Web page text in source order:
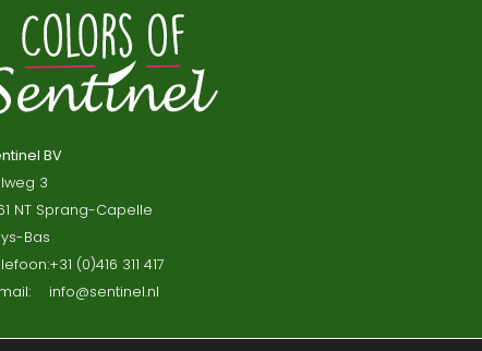
BV
3
NT Sprang-Capelle
Bas
+31 (0)416 311 417
info@sentinel.nl